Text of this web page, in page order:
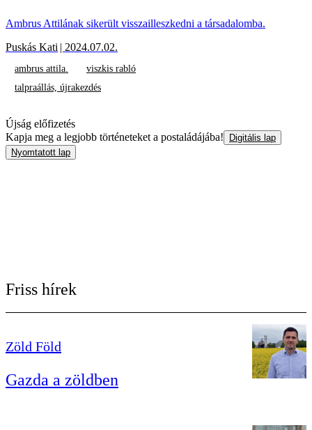
Ambrus Attilának sikerült visszailleszkedni a társadalomba.
Puskás Kati | 2024.07.02.
ambrus attila.
viszkis rabló
talpraállás, újrakezdés
Újság előfizetés
Kapja meg a legjobb történeteket a postaládájába!
Digitális lap
Nyomtatott lap
Friss hírek
Zöld Föld
Gazda a zöldben